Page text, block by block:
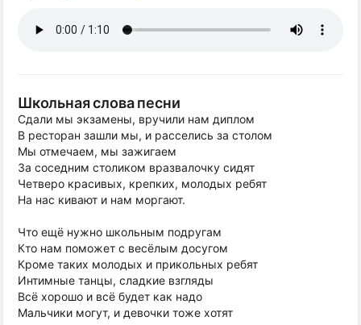
Школьная слова песни
Сдали мы экзамены, вручили нам диплом
В ресторан зашли мы, и расселись за столом
Мы отмечаем, мы зажигаем
За соседним столиком вразвалочку сидят
Четверо красивых, крепких, молодых ребят
На нас кивают и нам моргают.
Что ещё нужно школьным подругам
Кто нам поможет с весёлым досугом
Кроме таких молодых и прикольных ребят
Интимные танцы, сладкие взгляды
Всё хорошо и всё будет как надо
Мальчики могут, и девочки тоже хотят